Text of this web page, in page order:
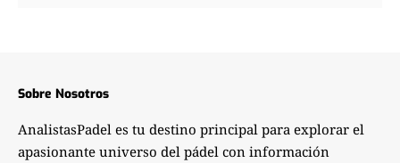
Sobre Nosotros
AnalistasPadel es tu destino principal para explorar el
apasionante universo del pádel con información